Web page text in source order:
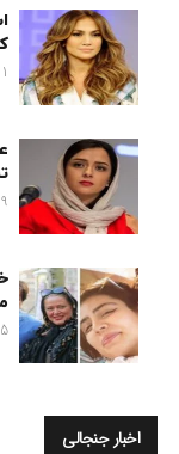
11
9 دی, 1403
15
اخبار جنجالی